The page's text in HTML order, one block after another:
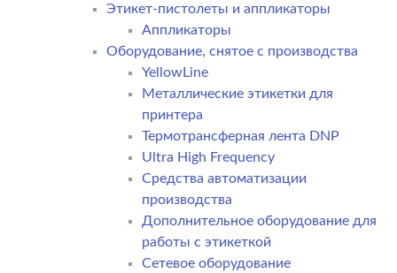
Этикет-пистолеты и аппликаторы
Аппликаторы
Оборудование, снятое с производства
YellowLine
Металлические этикетки для
принтера
Термотрансферная лента DNP
Ultra High Frequency
Средства автоматизации
производства
Дополнительное оборудование для
работы с этикеткой
Сетевое оборудование